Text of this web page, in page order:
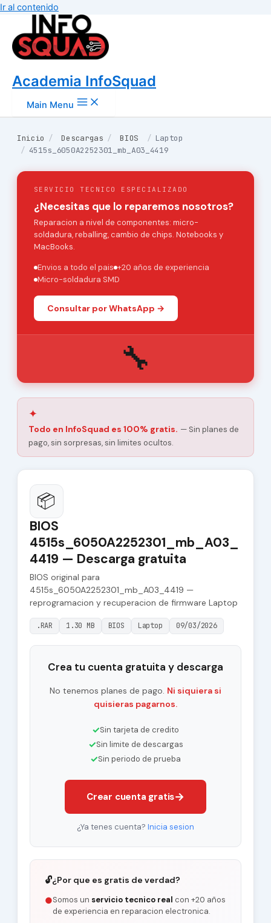
Ir al contenido
Academia InfoSquad
Main Menu
Inicio / Descargas / BIOS / Laptop
/ 4515s_6050A2252301_mb_A03_4419
SERVICIO TECNICO ESPECIALIZADO
¿Necesitas que lo reparemos nosotros?
Reparacion a nivel de componentes: micro-
soldadura, reballing, cambio de chips. Notebooks y
MacBooks.
Envios a todo el pais +20 años de experiencia
Micro-soldadura SMD
Consultar por WhatsApp →
🔧
✦
Todo en InfoSquad es 100% gratis. — Sin planes de
pago, sin sorpresas, sin limites ocultos.
📦
BIOS
4515s_6050A2252301_mb_A03_
4419 — Descarga gratuita
BIOS original para
4515s_6050A2252301_mb_A03_4419 —
reprogramacion y recuperacion de firmware Laptop
.RAR 1.30 MB BIOS Laptop 09/03/2026
Crea tu cuenta gratuita y descarga
No tenemos planes de pago. Ni siquiera si
quisieras pagarnos.
✓Sin tarjeta de credito
✓Sin limite de descargas
✓Sin periodo de prueba
Crear cuenta gratis→
¿Ya tenes cuenta? Inicia sesion
🔓¿Por que es gratis de verdad?
●Somos un servicio tecnico real con +20 años
de experiencia en reparacion electronica.